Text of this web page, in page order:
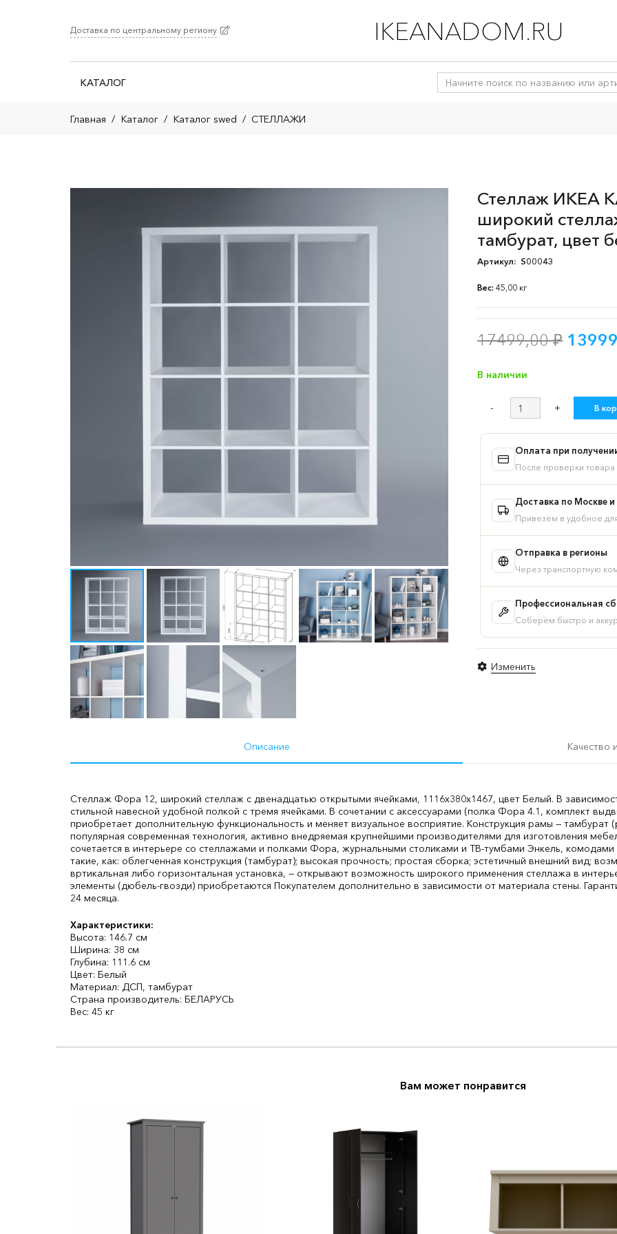
Доставка по центральному региону IKEANADOM.RU
КАТАЛОГ
Главная / Каталог / Каталог swed / СТЕЛЛАЖИ
Стеллаж ИКЕА
широкий
тамбурат, цвет
Артикул: S00043
Вес: 45,00 кг
17499,00₽
В наличии
Количество
Стеллаж
ИКЕА
КАЛЛАКС
широкий
открытыми
ячейками,
тамбурат,
белый
В
Оплата при
После проверки
Доставка по Москве
Привезём в удобное
Отправка в регионы
Через транспортную
Профессиональная
Соберём быстро и
Изменить
Описание Качество
Стеллаж Фора 12, широкий стеллаж с двенадцатью открытыми ячейками, 1116х380х1467, цвет Белый. В
стильной навесной удобной полкой с тремя ячейками. В сочетании с аксессуарами (полка Фора 4.1, комплект
приобретает дополнительную функциональность и меняет визуальное восприятие. Конструкция рамы —
популярная современная технология, активно внедряемая крупнейшими производителями для изготовления
сочетается в интерьере со стеллажами и полками Фора, журнальными столиками и ТВ-тумбами Энкель,
такие, как: облегченная конструкция (тамбурат); высокая прочность; простая сборка; эстетичный внешний вид;
вртикальная либо горизонтальная установка, — открывают возможность широкого применения стеллажа в
элементы (дюбель-гвозди) приобретаются Покупателем дополнительно в зависимости от материала стены.
24 месяца.
Характеристики:
Высота: 146.7 см
Ширина: 38 см
Глубина: 111.6 см
Цвет: Белый
Материал: ДСП, тамбурат
Страна производитель: БЕЛАРУСЬ
Вес: 45 кг
Вам может понравится